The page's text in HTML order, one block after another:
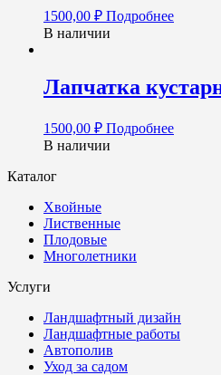
1500,00 ₽ Подробнее
В наличии
Лапчатка
1500,00 ₽ Подробнее
В наличии
Каталог
Хвойные
Лиственные
Плодовые
Многолетники
Услуги
Ландшафтный дизайн
Ландшафтные работы
Автополив
Уход за садом